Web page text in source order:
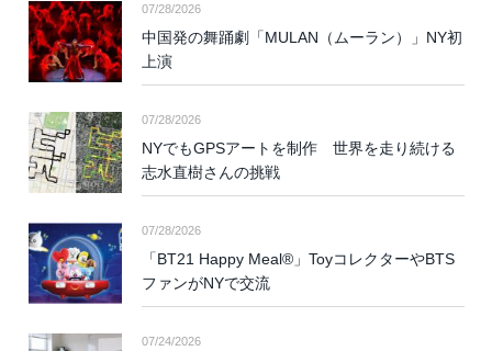
07/28/2026
中国発の舞踊劇「MULAN（ムーラン）」NY初
上演
07/28/2026
NYでもGPSアートを制作 世界を走り続ける
志水直樹さんの挑戦
07/28/2026
「BT21 Happy Meal®」ToyコレクターやBTS
ファンがNYで交流
07/24/2026